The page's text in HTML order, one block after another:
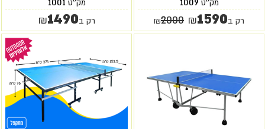
מק''ט
רק ב ₪1590
₪2000
מק''ט
רק ב ₪1490